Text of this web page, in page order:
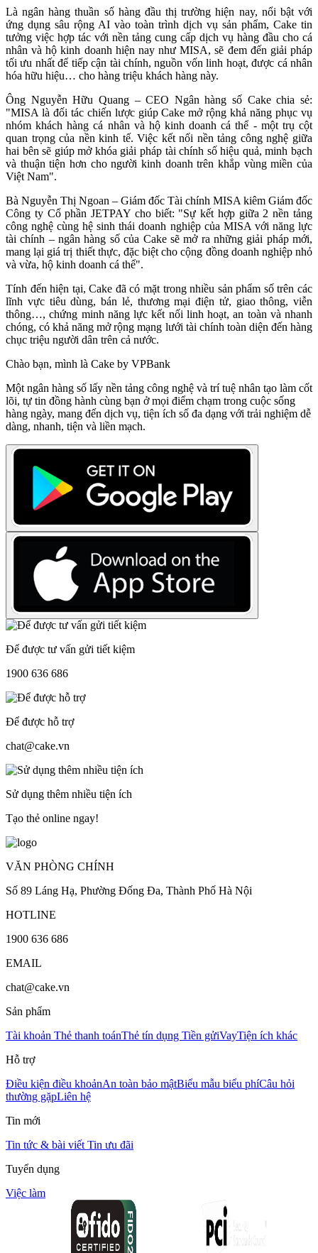
Là ngân hàng thuần số hàng đầu thị trường hiện nay, nổi bật với
ứng dụng sâu rộng AI vào toàn trình dịch vụ sản phẩm, Cake tin
tưởng việc hợp tác với nền tảng cung cấp dịch vụ hàng đầu cho cá
nhân và hộ kinh doanh hiện nay như MISA, sẽ đem đến giải pháp
tối ưu nhất để tiếp cận tài chính, nguồn vốn linh hoạt, được cá nhân
hóa hữu hiệu… cho hàng triệu khách hàng này.
Ông Nguyễn Hữu Quang – CEO Ngân hàng số Cake chia sẻ:
"MISA là đối tác chiến lược giúp Cake mở rộng khả năng phục vụ
nhóm khách hàng cá nhân và hộ kinh doanh cá thể - một trụ cột
quan trọng của nền kinh tế. Việc kết nối nền tảng công nghệ giữa
hai bên sẽ giúp mở khóa giải pháp tài chính số hiệu quả, minh bạch
và thuận tiện hơn cho người kinh doanh trên khắp vùng miền của
Việt Nam".
Bà Nguyễn Thị Ngoan – Giám đốc Tài chính MISA kiêm Giám đốc
Công ty Cổ phần JETPAY cho biết: "Sự kết hợp giữa 2 nền tảng
công nghệ cùng hệ sinh thái doanh nghiệp của MISA với năng lực
tài chính – ngân hàng số của Cake sẽ mở ra những giải pháp mới,
mang lại giá trị thiết thực, đặc biệt cho cộng đồng doanh nghiệp nhỏ
và vừa, hộ kinh doanh cá thể".
Tính đến hiện tại, Cake đã có mặt trong nhiều sản phẩm số trên các
lĩnh vực tiêu dùng, bán lẻ, thương mại điện tử, giao thông, viễn
thông…, chứng minh năng lực kết nối linh hoạt, an toàn và nhanh
chóng, có khả năng mở rộng mạng lưới tài chính toàn diện đến hàng
chục triệu người dân trên cả nước.
Chào bạn, mình là Cake by VPBank
Một ngân hàng số lấy nền tảng công nghệ và trí tuệ nhân tạo làm cốt
lõi, tự tin đồng hành cùng bạn ở mọi điểm chạm trong cuộc sống
hàng ngày, mang đến dịch vụ, tiện ích số đa dạng với trải nghiệm dễ
dàng, nhanh, tiện và liền mạch.
Để được tư vấn gửi tiết kiệm
1900 636 686
Để được hỗ trợ
chat@cake.vn
Sử dụng thêm nhiều tiện ích
Tạo thẻ online ngay!
VĂN PHÒNG CHÍNH
Số 89 Láng Hạ, Phường Đống Đa, Thành Phố Hà Nội
HOTLINE
1900 636 686
EMAIL
chat@cake.vn
Sản phẩm
Tài khoản Thẻ thanh toánThẻ tín dụng Tiền gửiVayTiện ích khác
Hỗ trợ
Điều kiện điều khoảnAn toàn bảo mậtBiểu mẫu biểu phíCâu hỏi
thường gặpLiên hệ
Tin mới
Tin tức & bài viết Tin ưu đãi
Tuyển dụng
Việc làm